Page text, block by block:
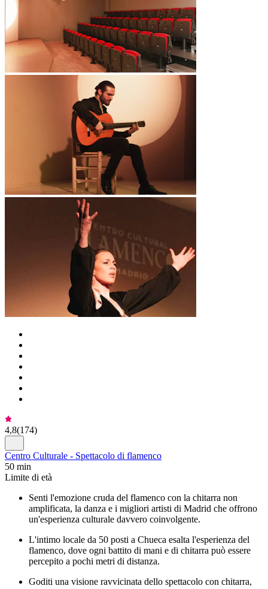
4,8(174)
Centro Culturale - Spettacolo di flamenco
50 min
Limite di età
Senti l'emozione cruda del flamenco con la chitarra non
amplificata, la danza e i migliori artisti di Madrid che offrono
un'esperienza culturale davvero coinvolgente.
L'intimo locale da 50 posti a Chueca esalta l'esperienza del
flamenco, dove ogni battito di mani e di chitarra può essere
percepito a pochi metri di distanza.
Goditi una visione ravvicinata dello spettacolo con chitarra,